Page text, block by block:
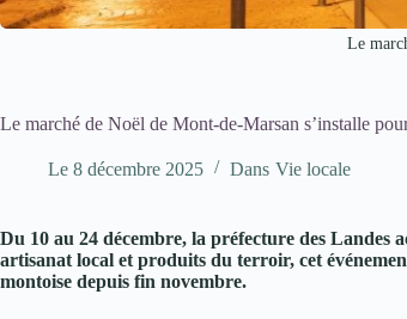
Le
Le marché de Noël de Mont-de-Marsan s’installe
Le 8 décembre 2025 Dans Vie locale
Du 10 au 24 décembre, la préfecture des
artisanat local et produits du terroir, cet
montoise depuis fin novembre.